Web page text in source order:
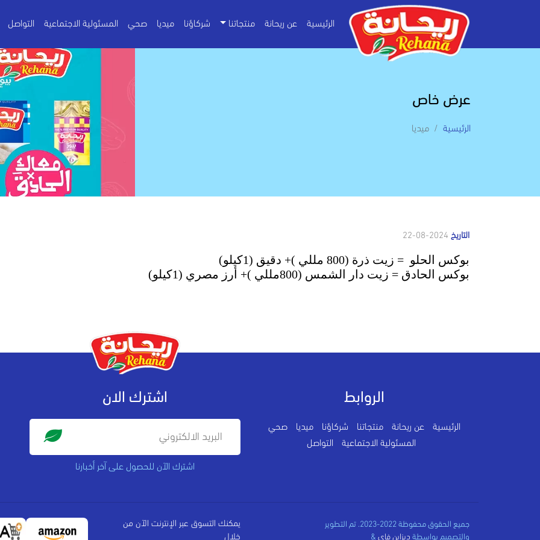
الرئيسية عن ريحانة منتجاتنا شركاؤنا ميديا صحي المسئولية الاجتماعية التواصل
عرض خاص
الرئيسية ميديا
التاريخ
بوكس الحلو = زيت ذرة (800 مللي )+ دقيق (1كيلو)
بوكس الحادق = زيت دار الشمس (800مللي )+ أرز مصري (1كيلو)
الروابط
الرئيسية عن ريحانة منتجاتنا شركاؤنا ميديا
صحي
المسئولية الاجتماعية
التواصل
اشترك الان
اشترك الآن للحصول على آخر أخبارنا
جميع الحقوق محفوظة 2022-2023. تم التطوير
والتصميم بواسطة ديزاين فاي &
يمكنك التسوق عبر الإنترنت الآن من
خلال